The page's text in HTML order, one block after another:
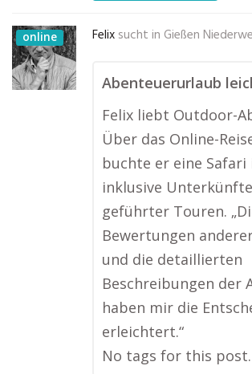
online Felix sucht in Gießen
Abenteuerurlaub
Felix liebt Outdoor-
Über das Online-
buchte er eine Safari
inklusive
geführter Touren.
Bewertungen
und die detaillierten
Beschreibungen der
haben mir die
erleichtert.“
No tags for this post.